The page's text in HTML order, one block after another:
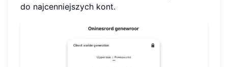
do najcenniejszych kont.